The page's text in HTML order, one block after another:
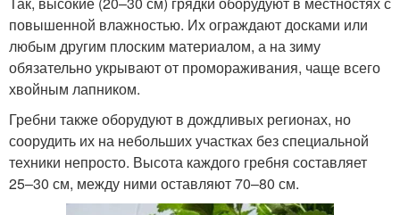
повышенной влажностью. Их ограждают досками или
любым другим плоским материалом, а на зиму
обязательно укрывают от промораживания, чаще всего
хвойным лапником.
Гребни также оборудуют в дождливых регионах, но
соорудить их на небольших участках без специальной
техники непросто. Высота каждого гребня составляет
25–30 см, между ними оставляют 70–80 см.